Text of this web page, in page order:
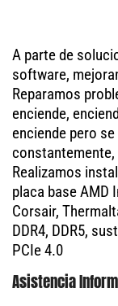
A parte de
software,
Reparamos
enciende,
enciende pero
Realizamos
placa base AMD
Corsair,
DDR4, DDR5,
PCIe 4.0
Asistencia